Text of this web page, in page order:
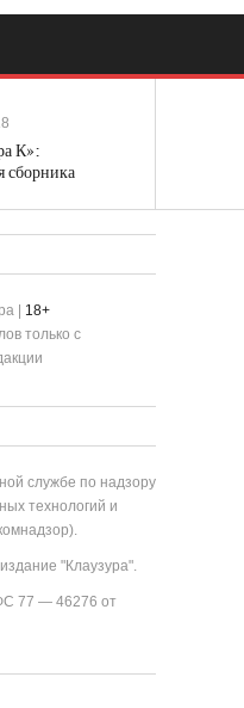
К»:
сборника
| 18+
только с
службе по надзору
технологий и
"Клаузура".
77 — 46276 от